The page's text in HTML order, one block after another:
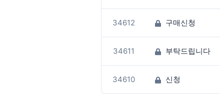
34612 구매신청
34611 부탁드립니다
34610 신청